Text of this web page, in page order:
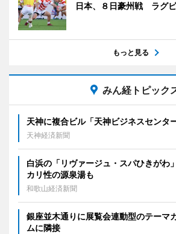
日本、８日豪州戦 ラグ
もっと見る
みん経トピック
天神に複合ビル「天神ビジネスセンタ
天神経済新聞
白浜の「リヴァージュ・スパひきが
カリ性の源泉湯も
和歌山経済新聞
銀座並木通りに展覧会連動型のテー
ムに隣接